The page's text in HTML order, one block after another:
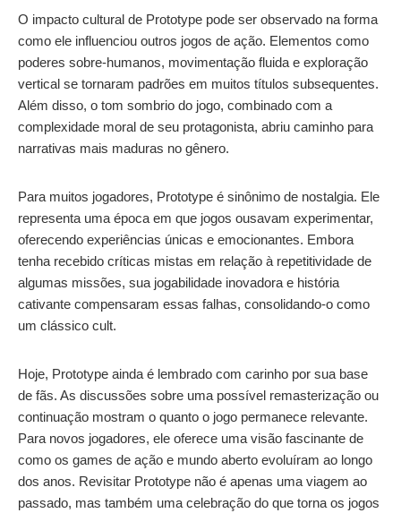
O impacto cultural de Prototype pode ser observado na forma
como ele influenciou outros jogos de ação. Elementos como
poderes sobre-humanos, movimentação fluida e exploração
vertical se tornaram padrões em muitos títulos subsequentes.
Além disso, o tom sombrio do jogo, combinado com a
complexidade moral de seu protagonista, abriu caminho para
narrativas mais maduras no gênero.
Para muitos jogadores, Prototype é sinônimo de nostalgia. Ele
representa uma época em que jogos ousavam experimentar,
oferecendo experiências únicas e emocionantes. Embora
tenha recebido críticas mistas em relação à repetitividade de
algumas missões, sua jogabilidade inovadora e história
cativante compensaram essas falhas, consolidando-o como
um clássico cult.
Hoje, Prototype ainda é lembrado com carinho por sua base
de fãs. As discussões sobre uma possível remasterização ou
continuação mostram o quanto o jogo permanece relevante.
Para novos jogadores, ele oferece uma visão fascinante de
como os games de ação e mundo aberto evoluíram ao longo
dos anos. Revisitar Prototype não é apenas uma viagem ao
passado, mas também uma celebração do que torna os jogos